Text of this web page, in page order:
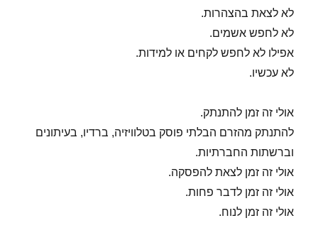
לא לצאת בהצהרות.
לא לחפש אשמים.
אפילו לא לחפש לקחים או למידות.
לא עכשיו.
אולי זה זמן להתנתק.
להתנתק מהזרם הבלתי פוסק בטלוויזיה, ברדיו, בעיתונים
וברשתות החברתיות.
אולי זה זמן לצאת להפסקה.
אולי זה זמן לדבר פחות.
אולי זה זמן לנוח.